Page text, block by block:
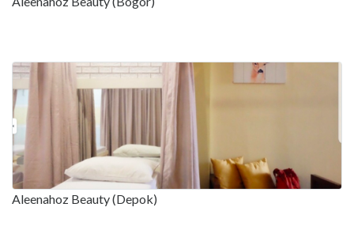
Aleenahoz Beauty (Depok)